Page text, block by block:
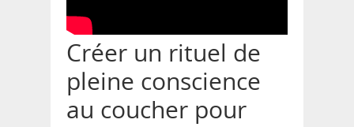
Créer un rituel de
pleine conscience
au coucher pour